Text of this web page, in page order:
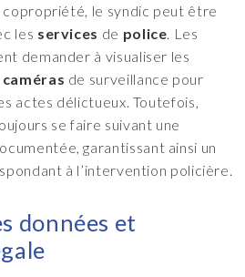
copropriété, le syndic peut être
les services de police . Les
demander à visualiser les
caméras de surveillance pour
actes délictueux. Toutefois,
se faire suivant une
garantissant ainsi un
à l’intervention policière.
données et